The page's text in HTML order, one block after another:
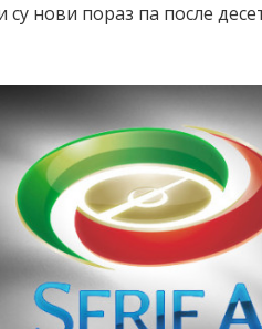
нови пораз па после